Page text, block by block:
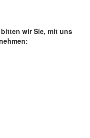
wir Sie, mit uns